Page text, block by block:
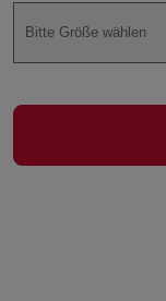
Bitte Größe wählen